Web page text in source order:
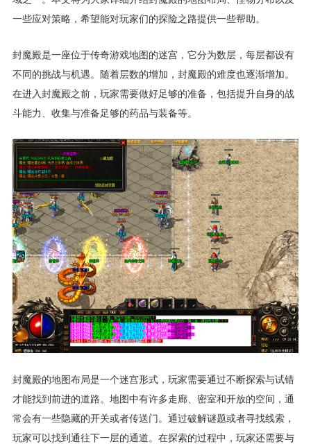
一些应对策略，希望能对玩家们的探险之路提供一些帮助。
封魔殿是一座位于传奇游戏地图的迷宫，它分为数层，每层都设有
不同的挑战与机遇。随着层数的增加，封魔殿的难度也逐渐增加。
在进入封魔殿之前，玩家需要做好足够的准备，包括提升自身的战
斗能力、收集与准备足够的药品与装备等。
封魔殿的地图布局是一个迷宫形式，玩家需要通过不断探索与试错
才能找到前进的道路。地图中有许多走廊、密室和开放的空间，通
常会有一些隐藏的开关或者传送门。通过破解谜题或者寻找线索，
玩家可以找到通往下一层的通道。在探索的过程中，玩家还需要与